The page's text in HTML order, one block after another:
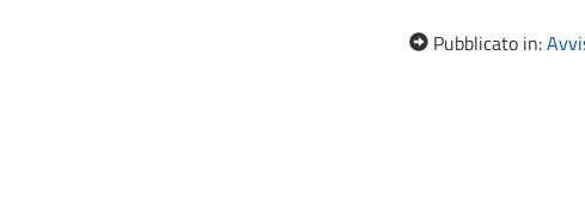
Pubblicato in: